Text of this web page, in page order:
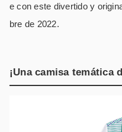
e con este divertido y
bre de 2022.
¡Una camisa temática